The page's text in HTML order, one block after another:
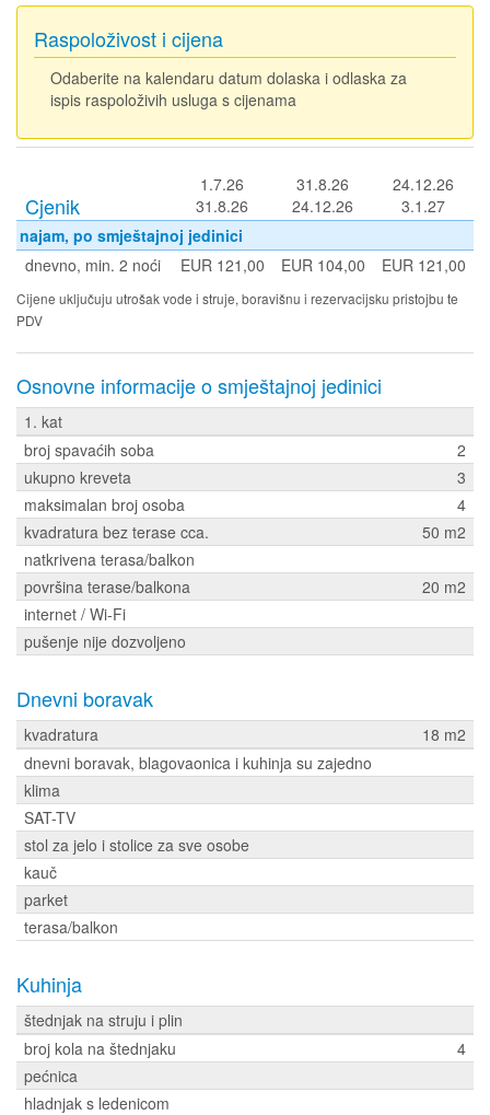
Raspoloživost i cijena
Odaberite na kalendaru datum dolaska i odlaska za
ispis raspoloživih usluga s cijenama
Cjenik
1.7.26
31.8.26
31.8.26
24.12.26
24.12.26
3.1.27
najam, po smještajnoj jedinici
dnevno, min. 2 noći
EUR 121,00 EUR 104,00 EUR 121,00
Cijene uključuju utrošak vode i struje, boravišnu i rezervacijsku pristojbu te
PDV
Osnovne informacije o smještajnoj jedinici
1. kat
broj spavaćih soba
2
ukupno kreveta
3
maksimalan broj osoba
4
kvadratura bez terase cca.
50 m2
natkrivena terasa/balkon
površina terase/balkona
20 m2
internet / Wi-Fi
pušenje nije dozvoljeno
Dnevni boravak
kvadratura
18 m2
dnevni boravak, blagovaonica i kuhinja su zajedno
klima
SAT-TV
stol za jelo i stolice za sve osobe
kauč
parket
terasa/balkon
Kuhinja
štednjak na struju i plin
broj kola na štednjaku
4
pećnica
hladnjak s ledenicom